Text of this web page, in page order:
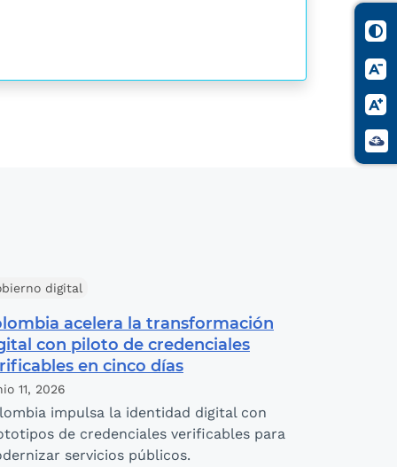
digital
acelera la transformación
con piloto de credenciales
en cinco días
11, 2026
impulsa la identidad digital con
de credenciales verificables para
servicios públicos.